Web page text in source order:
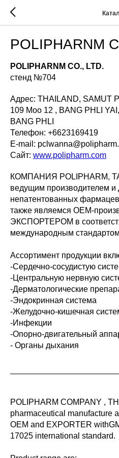
POLIPHARNM
POLIPHARNM CO., LTD.
стенд №704
Адрес: THAILAND, SAMUT
109 Moo 12 , BANG PHLI YAI,
BANG PHLI
Телефон: +6623169419
Е-mail:
Сайт: www.polipharm.com
КОМПАНИЯ POLIPHARM,
ведущим производителем и
непатентованных
также являемся OEM-
ЭКСПОРТЕРОМ в
международным
Ассортимент продукции
-Сердечно-сосудистую
-Центральную нервную
-Дерматологические
-Эндокринная система
-Желудочно-кишечная
-Инфекции
-Опорно-двигательный
- Органы дыхания
POLIPHARM COMPANY ,
pharmaceutical manufacture
OEM and EXPORTER
17025 international standard.